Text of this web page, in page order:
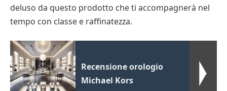
deluso da questo prodotto che ti accompagnerà nel
tempo con classe e raffinatezza.
Recensione orologio
Michael Kors